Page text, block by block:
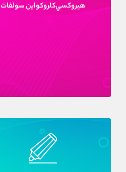
هيروکسي‌کلروکواين سولفات